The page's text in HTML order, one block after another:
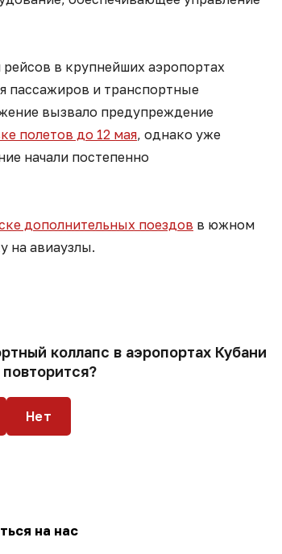
в крупнейших аэропортах
пассажиров и транспортные
вызвало предупреждение
полетов до 12 мая, однако уже
начали постепенно
дополнительных поездов в южном
на авиаузлы.
коллапс в аэропортах Кубани
Нет
на нас